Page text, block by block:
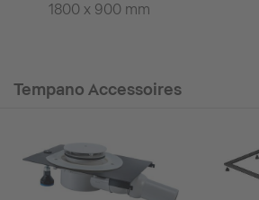
1800 x 900 mm
Tempano Accessoires